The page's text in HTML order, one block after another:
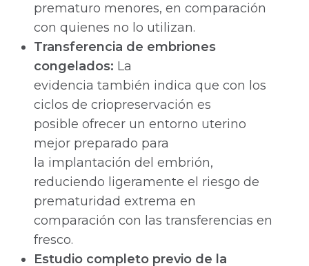
prematuro menores, en comparación
con quienes no lo utilizan.
Transferencia de embriones
congelados: La
evidencia también indica que con los
ciclos de criopreservación es
posible ofrecer un entorno uterino
mejor preparado para
la implantación del embrión,
reduciendo ligeramente el riesgo de
prematuridad extrema en
comparación con las transferencias en
fresco.
Estudio completo previo de la